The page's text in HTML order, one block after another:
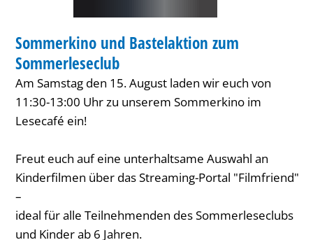
KATEGORIE: BIBLIOTHEK
Sommerkino und Bastelaktion zum
Sommerleseclub
Am Samstag den 15. August laden wir euch von
11:30-13:00 Uhr zu unserem Sommerkino im
Lesecafé ein!
Freut euch auf eine unterhaltsame Auswahl an
Kinderfilmen über das Streaming-Portal "Filmfriend"
–
ideal für alle Teilnehmenden des Sommerleseclubs
und Kinder ab 6 Jahren.